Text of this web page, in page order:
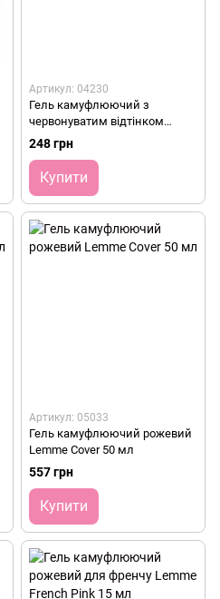
Артикул: 04230
Гель камуфлюючий з
червонуватим відтінком
Lemme Cover Medium 15 мл
248 грн
Купити
Артикул: 05033
Гель камуфлюючий рожевий
Lemme Cover 50 мл
557 грн
Купити